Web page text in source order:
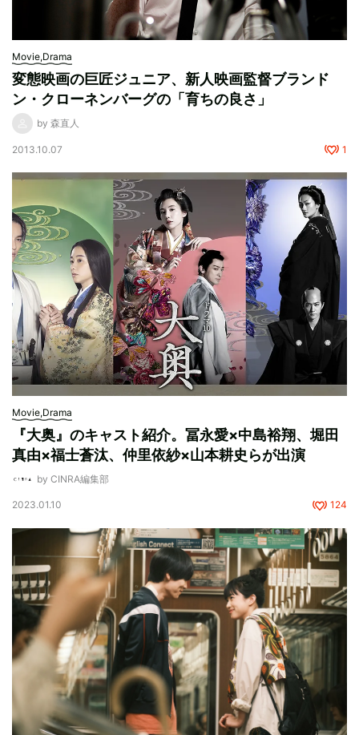
Movie,Drama
変態映画の巨匠ジュニア、新人映画監督ブランド
ン・クローネンバーグの「育ちの良さ」
by 森直人
2013.10.07 1
Movie,Drama
『大奥』のキャスト紹介。冨永愛×中島裕翔、堀田
真由×福士蒼汰、仲里依紗×山本耕史らが出演
by CINRA編集部
2023.01.10 124